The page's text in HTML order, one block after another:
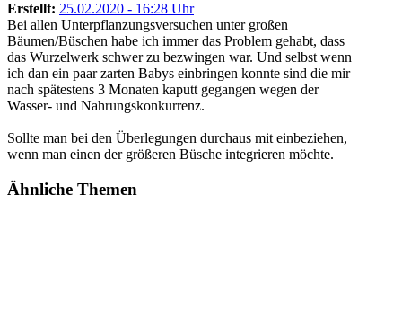
Erstellt: 25.02.2020 - 16:28 Uhr
Bei allen Unterpflanzungsversuchen unter großen
Bäumen/Büschen habe ich immer das Problem gehabt, dass
das Wurzelwerk schwer zu bezwingen war. Und selbst wenn
ich dan ein paar zarten Babys einbringen konnte sind die mir
nach spätestens 3 Monaten kaputt gegangen wegen der
Wasser- und Nahrungskonkurrenz.
Sollte man bei den Überlegungen durchaus mit einbeziehen,
wenn man einen der größeren Büsche integrieren möchte.
Ähnliche Themen